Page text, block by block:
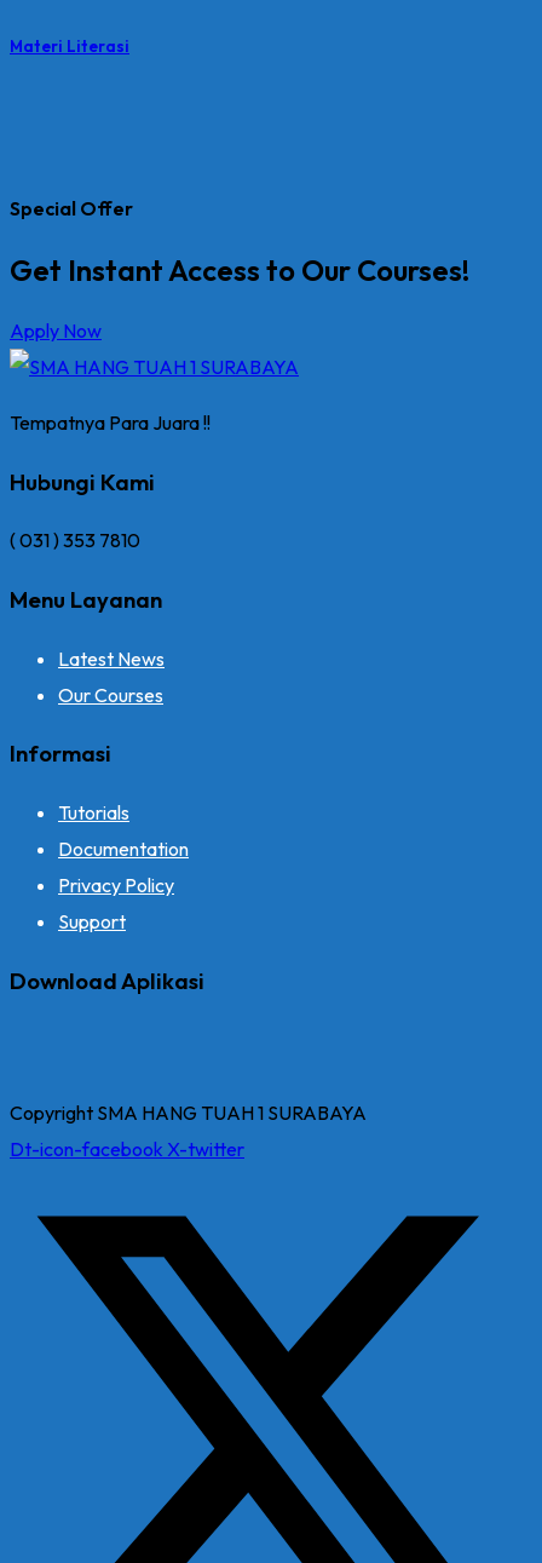
Materi Literasi
Special Offer
Get Instant Access to Our Courses!
Apply Now
Tempatnya Para Juara !!
Hubungi Kami
( 031 ) 353 7810
Menu Layanan
Latest News
Our Courses
Informasi
Tutorials
Documentation
Privacy Policy
Support
Download Aplikasi
Copyright SMA HANG TUAH 1 SURABAYA
Dt-icon-facebook X-twitter